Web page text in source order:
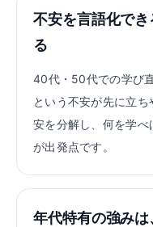
不安を言語化で
る
40代・50代での学び
という不安が先に立
安を分解し、何を学べ
が出発点です。
年代特有の強み